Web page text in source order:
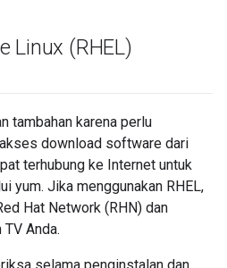
Linux (RHEL)
tambahan karena perlu
download software dari
terhubung ke Internet untuk
yum. Jika menggunakan RHEL,
Hat Network (RHN) dan
Anda.